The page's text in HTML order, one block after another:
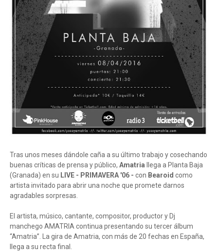
Tras unos meses dándole caña a su último trabajo y cosechando
buenas críticas de prensa y público, Amatria
llega a Planta Baja
(Granada) en su LIVE - PRIMAVERA '06 - con Bearoid como
artista invitado para abrir una noche que promete darnos
agradables sorpresas.
El artista, músico, cantante, compositor, productor y Dj
manchego AMATRIA continua presentando su tercer álbum
“Amatria”. La gira de Amatria, con más de 20 fechas en España,
llega a su recta final.